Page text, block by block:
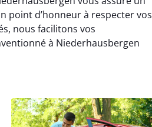
point d’honneur à respecter vos
nous facilitons vos
à Niederhausbergen